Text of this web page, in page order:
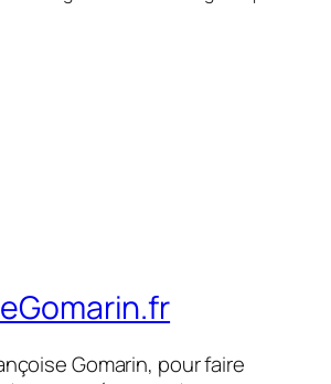
Gomarin, pour faire